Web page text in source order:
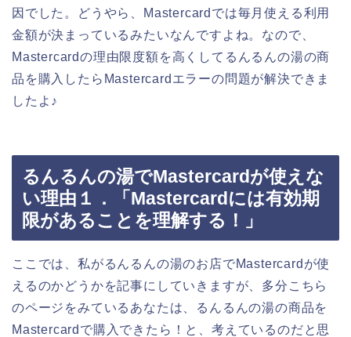
因でした。どうやら、Mastercardでは毎月使える利用
金額が決まっているみたいなんですよね。なので、
Mastercardの理由限度額を高くしてるんるんの湯の商
品を購入したらMastercardエラーの問題が解決できま
したよ♪
るんるんの湯でMastercardが使えな
い理由１．「Mastercardには有効期
限があることを理解する！」
ここでは、私がるんるんの湯のお店でMastercardが使
えるのかどうかを記事にしていきますが、多分こちら
のページをみているあなたは、るんるんの湯の商品を
Mastercardで購入できたら！と、考えているのだと思